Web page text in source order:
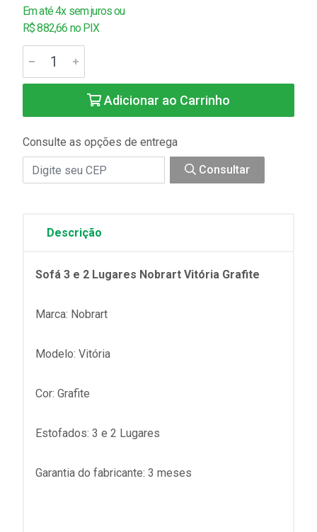
Em até 4x sem juros ou
R$ 882,66 no PIX
Adicionar ao Carrinho
Consulte as opções de entrega
Consultar
Descrição
Sofá 3 e 2 Lugares Nobrart Vitória Grafite
Marca: Nobrart
Modelo: Vitória
Cor: Grafite
Estofados: 3 e 2 Lugares
Garantia do fabricante: 3 meses